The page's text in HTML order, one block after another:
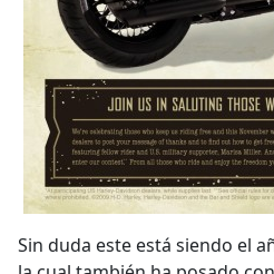
Sin duda este está siendo el